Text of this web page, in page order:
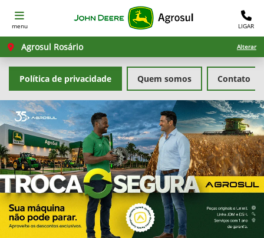
menu LIGAR
Agrosul Rosário Alterar
Quem somos Contato
Política de privacidade